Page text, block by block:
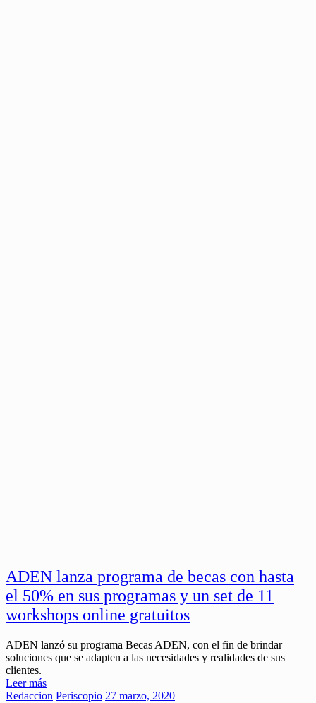
ADEN lanza programa de becas con hasta
el 50% en sus programas y un set de 11
workshops online gratuitos
ADEN lanzó su programa Becas ADEN, con el fin de brindar
soluciones que se adapten a las necesidades y realidades de sus
clientes.
Leer más
Redaccion Periscopio 27 marzo, 2020